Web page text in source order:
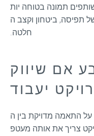
תמונה בטוחה יות
תפיסה, ביטחון וקצב ה
חלטה.
אם שיווק
יעבוד
על התאמה מדויקת בין ה
צריך את אותה מעטפ